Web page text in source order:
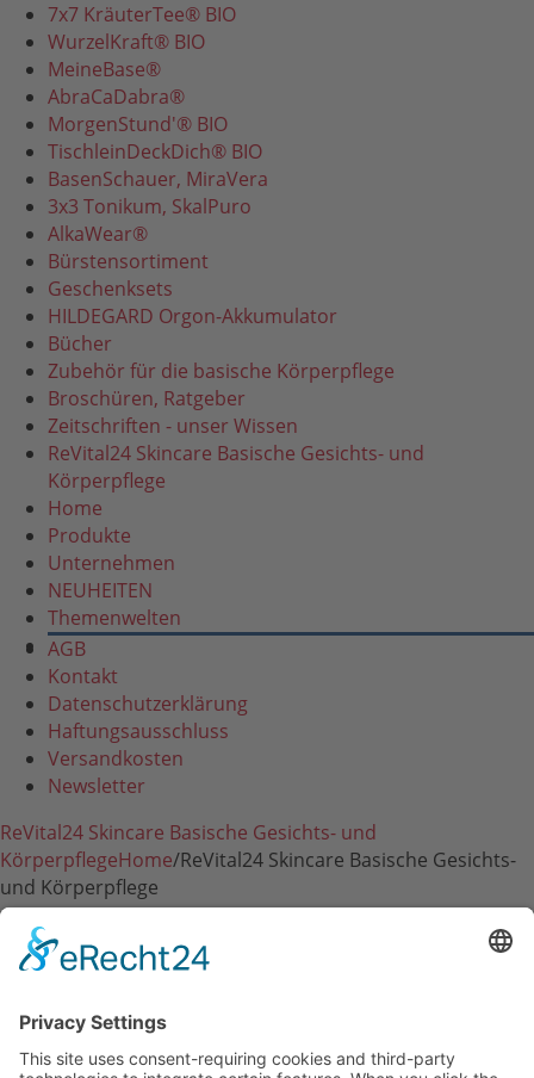
7x7 KräuterTee® BIO
WurzelKraft® BIO
MeineBase®
AbraCaDabra®
MorgenStund'® BIO
TischleinDeckDich® BIO
BasenSchauer, MiraVera
3x3 Tonikum, SkalPuro
AlkaWear®
Bürstensortiment
Geschenksets
HILDEGARD Orgon-Akkumulator
Bücher
Zubehör für die basische Körperpflege
Broschüren, Ratgeber
Zeitschriften - unser Wissen
ReVital24 Skincare Basische Gesichts- und
Körperpflege
Home
Produkte
Unternehmen
NEUHEITEN
Themenwelten
AGB
Kontakt
Datenschutzerklärung
Haftungsausschluss
Versandkosten
Newsletter
ReVital24 Skincare Basische Gesichts- und
KörperpflegeHome/ReVital24 Skincare Basische Gesichts-
und Körperpflege
RVS24 Line Professional
RVS24 Herb & Mineral
RVS24 MaoLi Skincare